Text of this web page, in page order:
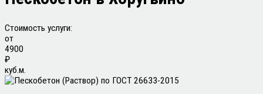
Стоимость услуги:
от
4900
₽
куб.м.